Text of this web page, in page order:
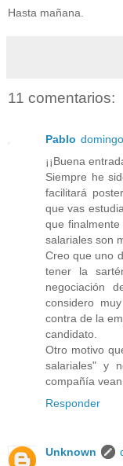
Hasta mañana.
11 comentarios:
Pablo
¡¡Buena
Siempre he
facilitará
que vas
que
salariales son
Creo que uno
tener la
negociación
considero
contra de la
candidato.
Otro motivo
salariales" y
compañía
Responder
Unknown